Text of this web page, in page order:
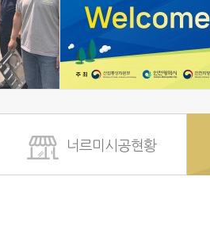
너르미시공현황